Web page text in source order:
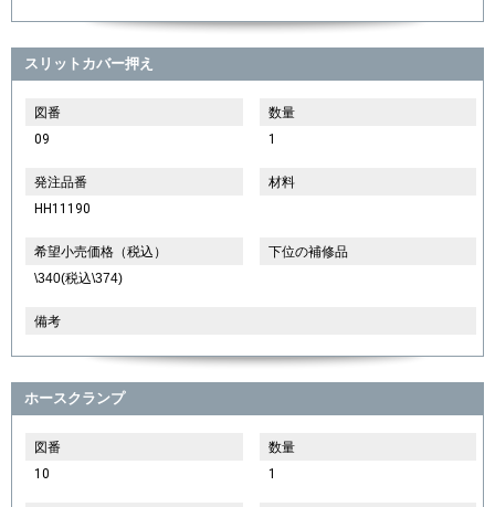
スリットカバー押え
図番
09
数量
1
発注品番
HH11190
材料
希望小売価格（税込）
\340(税込\374)
下位の補修品
備考
ホースクランプ
図番
10
数量
1